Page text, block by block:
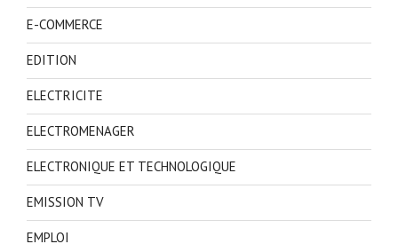
E-COMMERCE
EDITION
ELECTRICITE
ELECTROMENAGER
ELECTRONIQUE ET TECHNOLOGIQUE
EMISSION TV
EMPLOI